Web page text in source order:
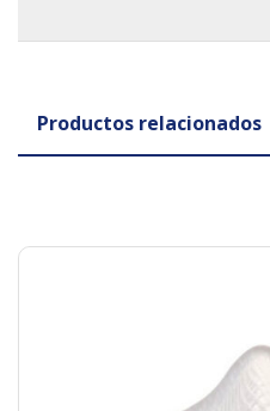
Productos relacionados